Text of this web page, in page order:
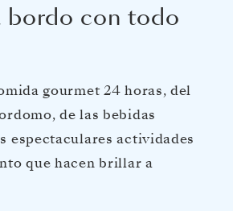
bordo con todo
gourmet 24 horas, del
de las bebidas
espectaculares actividades
que hacen brillar a